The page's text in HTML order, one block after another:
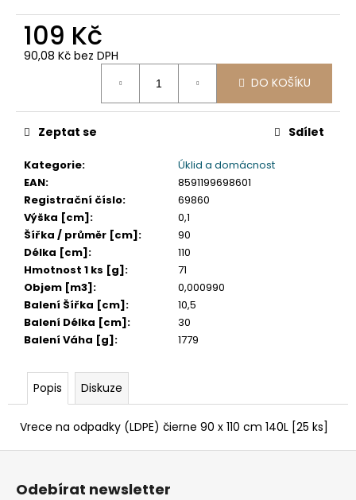
109 Kč
90,08 Kč bez DPH
DO KOŠÍKU
Kategorie:
Úklid a domácnost
EAN:
8591199698601
Registrační číslo:
69860
Výška [cm]:
0,1
Šířka / průměr [cm]:
90
Délka [cm]:
110
Hmotnost 1 ks [g]:
71
Objem [m3]:
0,000990
Balení Šířka [cm]:
10,5
Balení Délka [cm]:
30
Balení Váha [g]: 1779
Zeptat se Sdílet
Popis Diskuze
Vrece na odpadky (LDPE) čierne 90 x 110 cm 140L [25 ks]
D
o
p
o
č
u
e
m
e
KELÍMEK
(RPET)
ČIRÝ
Ø95MM
0,3L
[50
KS]
Z
Odebírat newsletter